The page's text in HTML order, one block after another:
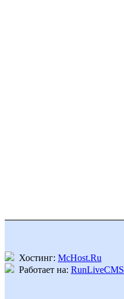
Хостинг: McHost.Ru
Работает на: RunLiveCMS